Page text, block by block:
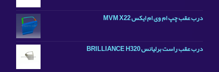
درب عقب چپ ام وی ام ایکس MVM X22
درب عقب راست برلیانس BRILLIANCE H320